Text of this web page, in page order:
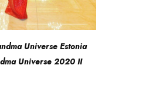
Universe Estonia
Universe 2020 II